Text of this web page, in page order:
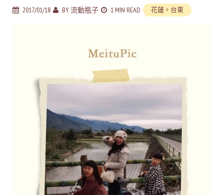
2017/01/18 BY流動瓶子 1 MIN READ 花蓮。台東